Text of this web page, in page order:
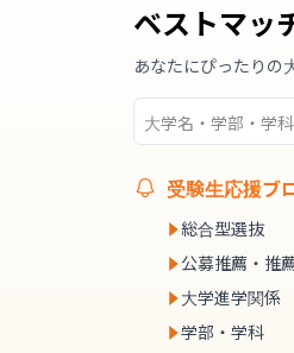
ベストマッ
あなたにぴったりの
受験生応援ブ
総合型選抜
公募推薦・推
大学進学関係
学部・学科